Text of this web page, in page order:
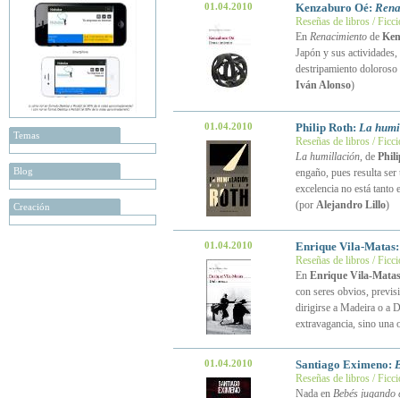
Temas
Blog
Creación
01.04.2010 Kenzaburo Oé:
Reseñas de libros /
En Renacimientode
Japón y sus
destripamiento
Iván Alonso)
01.04.2010 Philip Roth: La
Reseñas de libros /
La humillación, de
engaño, pues resulta
excelencia no está tanto
(por Alejandro Lillo)
01.04.2010 Enrique Vila-
Reseñas de libros /
En Enrique Vila-Matas
con seres obvios,
dirigirse a Madeira o a
extravagancia, sino
01.04.2010 Santiago Eximeno:
Reseñas de libros /
Nada en Bebés jugando